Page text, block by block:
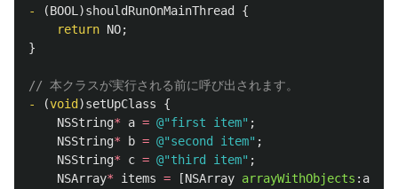
-
(BOOL )shouldRunOnMainThread
{
return NO;
}
// 本クラスが実行される前に呼び出されます。
-
(void )setUpClass
{
NSString* a = @"first item" ;
NSString* b = @"second item" ;
NSString* c = @"third item" ;
NSArray* items = [NSArray arrayWithObjects : a